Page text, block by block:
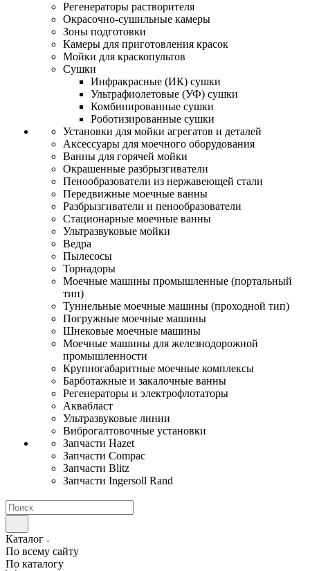
Регенераторы растворителя
Окрасочно-сушильные камеры
Зоны подготовки
Камеры для приготовления красок
Мойки для краскопультов
Сушки
Инфракрасные (ИК) сушки
Ультрафиолетовые (УФ) сушки
Комбинированные сушки
Роботизированные сушки
Установки для мойки агрегатов и деталей
Аксессуары для моечного оборудования
Ванны для горячей мойки
Окрашенные разбрызгиватели
Пенообразователи из нержавеющей стали
Передвижные моечные ванны
Разбрызгиватели и пенообразователи
Стационарные моечные ванны
Ультразвуковые мойки
Ведра
Пылесосы
Торнадоры
Моечные машины промышленные (портальный
тип)
Туннельные моечные машины (проходной тип)
Погружные моечные машины
Шнековые моечные машины
Моечные машины для железнодорожной
промышленности
Крупногабаритные моечные комплексы
Барботажные и закалочные ванны
Регенераторы и электрофлотаторы
Аквабласт
Ультразвуковые линии
Виброгалтовочные установки
Запчасти Hazet
Запчасти Compac
Запчасти Blitz
Запчасти Ingersoll Rand
Каталог
По всему сайту
По каталогу